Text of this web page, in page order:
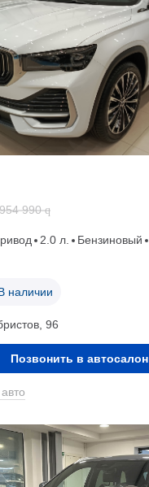
990 q
2.0 л. Бензиновый
наличии
96
Позвонить в автосалон